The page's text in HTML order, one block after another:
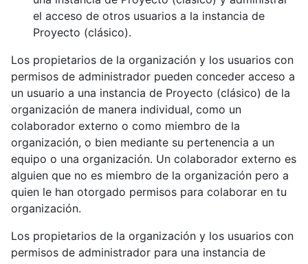
el acceso de otros usuarios a la instancia de
Proyecto (clásico).
Los propietarios de la organización y los usuarios con
permisos de administrador pueden conceder acceso a
un usuario a una instancia de Proyecto (clásico) de la
organización de manera individual, como un
colaborador externo o como miembro de la
organización, o bien mediante su pertenencia a un
equipo o una organización. Un colaborador externo es
alguien que no es miembro de la organización pero a
quien le han otorgado permisos para colaborar en tu
organización.
Los propietarios de la organización y los usuarios con
permisos de administrador para una instancia de